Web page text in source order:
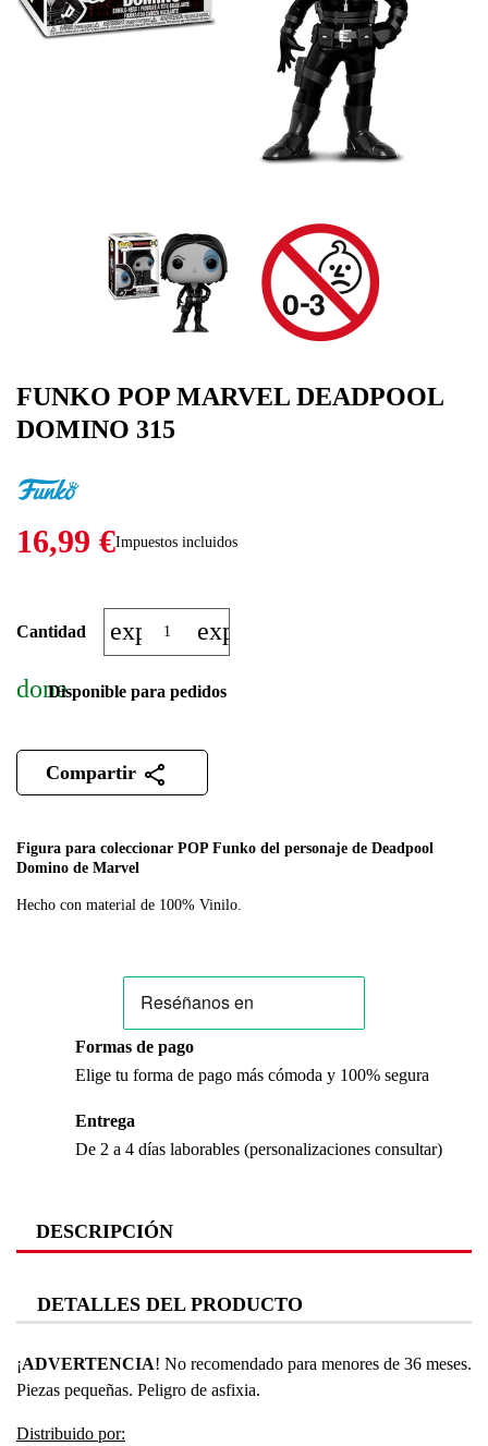
FUNKO POP MARVEL DEADPOOL
DOMINO 315
16,99 €Impuestos incluidos
Figura para coleccionar POP Funko del personaje de Deadpool
Domino de Marvel
Hecho con material de 100% Vinilo.
Cantidad expand_moreexpand_less
doneDisponible para pedidos
Compartir
Formas de pago
Elige tu forma de pago más cómoda y 100% segura
Entrega
De 2 a 4 días laborables (personalizaciones consultar)
DESCRIPCIÓN
DETALLES DEL PRODUCTO
¡ADVERTENCIA! No recomendado para menores de 36 meses.
Piezas pequeñas. Peligro de asfixia.
Distribuido por: